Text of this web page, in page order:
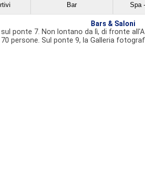
Bar Spa
Bars & Saloni
ponte 7. Non lontano da lì, di fronte
persone. Sul ponte 9, la Galleria